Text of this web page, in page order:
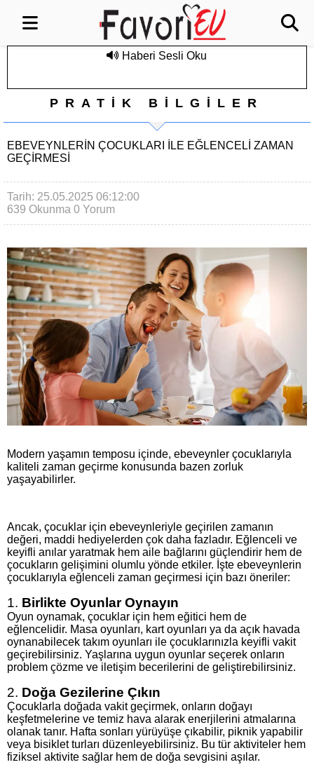
Haberi Sesli Oku
PRATİK BİLGİLER
EBEVEYNLERIN ÇOCUKLARI ILE EĞLENCELI ZAMAN
GEÇIRMESI
Tarih: 25.05.2025 06:12:00
639 Okunma 0 Yorum
Modern yaşamın temposu içinde, ebeveynler çocuklarıyla
kaliteli zaman geçirme konusunda bazen zorluk
yaşayabilirler.
Ancak, çocuklar için ebeveynleriyle geçirilen zamanın
değeri, maddi hediyelerden çok daha fazladır. Eğlenceli ve
keyifli anılar yaratmak hem aile bağlarını güçlendirir hem de
çocukların gelişimini olumlu yönde etkiler. İşte ebeveynlerin
çocuklarıyla eğlenceli zaman geçirmesi için bazı öneriler:
1. Birlikte Oyunlar Oynayın
Oyun oynamak, çocuklar için hem eğitici hem de
eğlencelidir. Masa oyunları, kart oyunları ya da açık havada
oynanabilecek takım oyunları ile çocuklarınızla keyifli vakit
geçirebilirsiniz. Yaşlarına uygun oyunlar seçerek onların
problem çözme ve iletişim becerilerini de geliştirebilirsiniz.
2. Doğa Gezilerine Çıkın
Çocuklarla doğada vakit geçirmek, onların doğayı
keşfetmelerine ve temiz hava alarak enerjilerini atmalarına
olanak tanır. Hafta sonları yürüyüşe çıkabilir, piknik yapabilir
veya bisiklet turları düzenleyebilirsiniz. Bu tür aktiviteler hem
fiziksel aktivite sağlar hem de doğa sevgisini aşılar.